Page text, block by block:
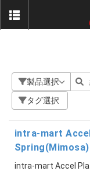
製品選択
タグ選択
intra-mart
Spring(Mimosa)
intra-mart Accel